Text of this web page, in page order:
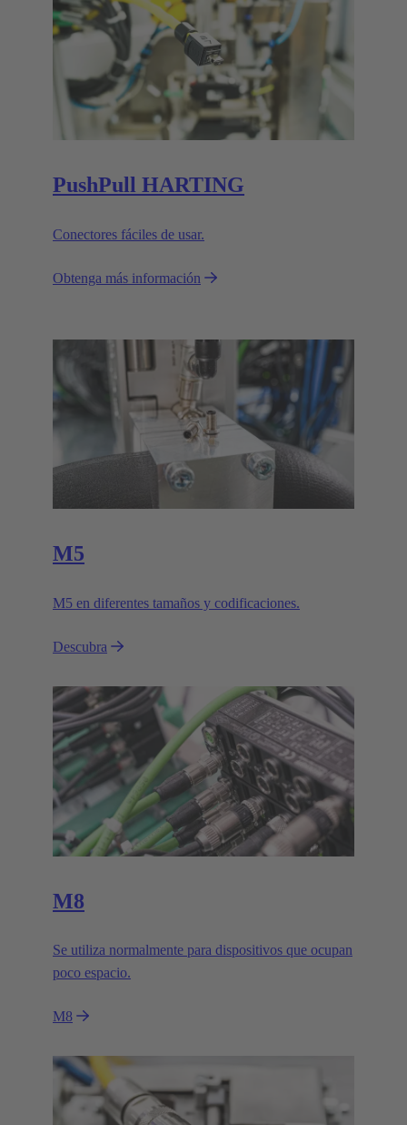
PushPull HARTING
Conectores fáciles de usar.
Obtenga más información
M5
M5 en diferentes tamaños y codificaciones.
Descubra
M8
Se utiliza normalmente para dispositivos que ocupan
poco espacio.
M8